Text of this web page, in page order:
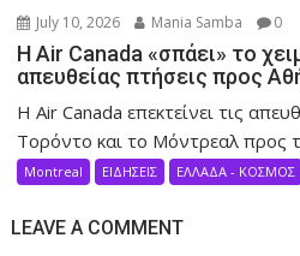
July 10, 2026 Mania Samba 0
Η Air Canada «σπάει» το
απευθείας πτήσεις προς
Η Air Canada επεκτείνει τις
Τορόντο και το Μόντρεαλ προς
Montreal ΕΙΔΗΣΕΙΣ ΕΛΛΑΔΑ - ΚΟΣΜΟΣ
LEAVE A COMMENT